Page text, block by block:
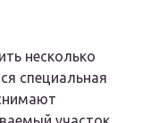
несколько
специальная